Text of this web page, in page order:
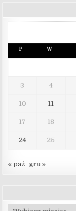
P W
3 4
10 11
17 18
24 25
« paź gru »
Archiwa